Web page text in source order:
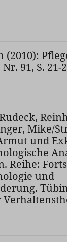
(2010):
91, S. 21-
Mike/
und
Reihe:
und